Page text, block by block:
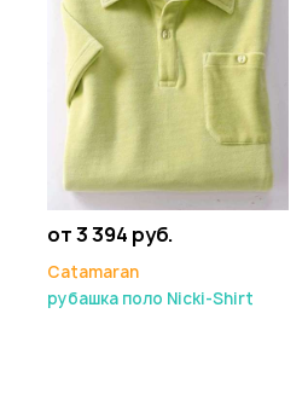
от 3 394 руб.
Catamaran
рубашка поло Nicki-Shirt